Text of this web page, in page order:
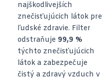
najškodlivejších
znečisťujúcich látok pre
ľudské zdravie. Filter
odstraňuje 99,9 %
týchto znečisťujúcich
látok a zabezpečuje
čistý a zdravý vzduch v